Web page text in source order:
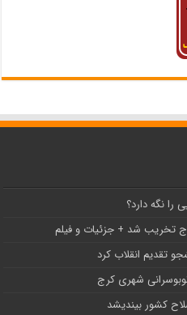
نگه دارد؟
تخریب شد + جزئیات و فیلم
کشور بیندیشد